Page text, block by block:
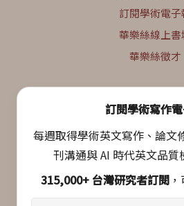
訂閱學術電子
華樂絲線上書
華樂絲徵才
訂閱學術寫作
每週取得學術英文寫作、論文
刊溝通與 AI 時代英文品質
315,000+ 台灣研究者訂閱